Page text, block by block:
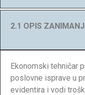
2.1 OPIS
Ekonomski tehničar
poslovne isprave u
evidentira i vodi